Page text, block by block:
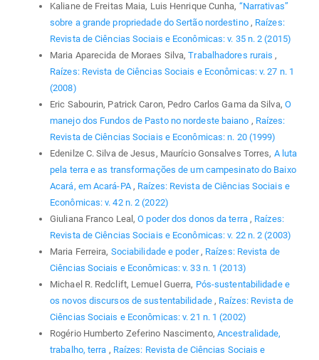
Kaliane de Freitas Maia, Luis Henrique Cunha, “Narrativas”
sobre a grande propriedade do Sertão nordestino , Raízes:
Revista de Ciências Sociais e Econômicas: v. 35 n. 2 (2015)
Maria Aparecida de Moraes Silva,Trabalhadores rurais,
Raízes: Revista de Ciências Sociais e Econômicas: v. 27 n. 1
(2008)
Eric Sabourin, Patrick Caron, Pedro Carlos Gama da Silva, O
manejo dos Fundos de Pasto no nordeste baiano , Raízes:
Revista de Ciências Sociais e Econômicas: n. 20 (1999)
Edenilze C. Silva de Jesus, Maurício Gonsalves Torres, A luta
pela terra e as transformações de um campesinato do Baixo
Acará, em Acará-PA, Raízes: Revista de Ciências Sociais e
Econômicas: v. 42 n. 2 (2022)
Giuliana Franco Leal,O poder dos donos da terra , Raízes:
Revista de Ciências Sociais e Econômicas: v. 22 n. 2 (2003)
Maria Ferreira, Sociabilidade e poder, Raízes: Revista de
Ciências Sociais e Econômicas: v. 33 n. 1 (2013)
Michael R. Redclift, Lemuel Guerra, Pós-sustentabilidade e
os novos discursos de sustentabilidade , Raízes: Revista de
Ciências Sociais e Econômicas: v. 21 n. 1 (2002)
Rogério Humberto Zeferino Nascimento, Ancestralidade,
trabalho, terra , Raízes: Revista de Ciências Sociais e